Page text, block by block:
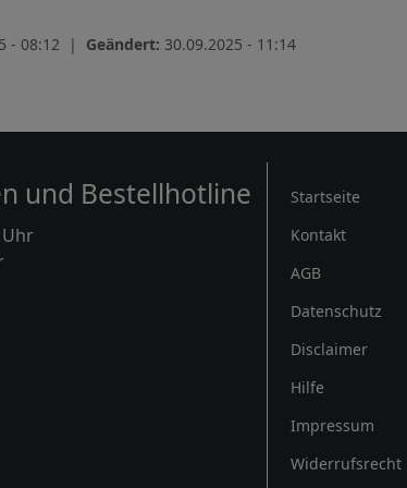
- 08:12 | Geändert: 30.09.2025 - 11:14
und Bestellhotline
Uhr
Rechtliches
Startseite
Kontakt
AGB
Datenschutz
Disclaimer
Hilfe
Impressum
Widerrufsrecht